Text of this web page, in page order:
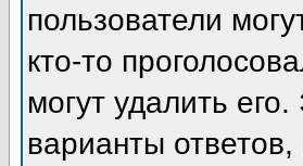
пользователи
кто-то
могут удалить
варианты